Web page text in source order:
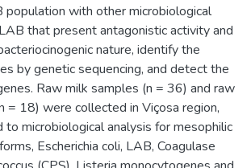
population with other microbiological
that present antagonistic activity and
nature, identify the
by genetic sequencing, and detect the
Raw milk samples (n = 36) and raw
= 18) were collected in Viçosa region,
to microbiological analysis for mesophilic
Escherichia coli, LAB, Coagulase